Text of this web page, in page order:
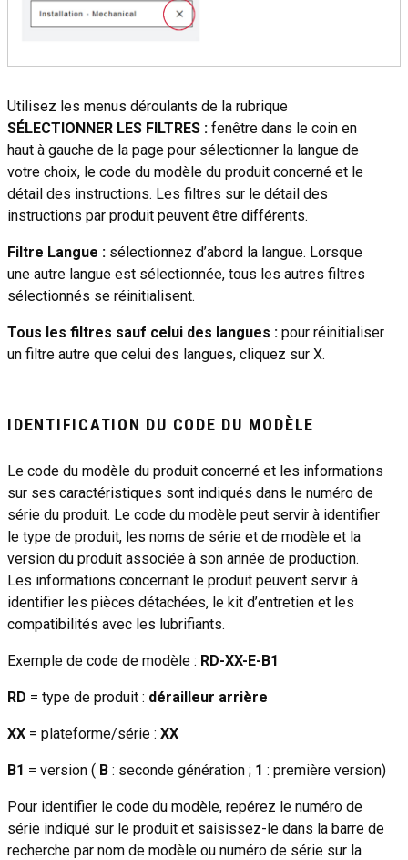
Utilisez les menus déroulants de la rubrique
SÉLECTIONNER LES FILTRES : fenêtre dans le coin en
haut à gauche de la page pour sélectionner la langue de
votre choix, le code du modèle du produit concerné et le
détail des instructions. Les filtres sur le détail des
instructions par produit peuvent être différents.
Filtre Langue : sélectionnez d’abord la langue. Lorsque
une autre langue est sélectionnée, tous les autres filtres
sélectionnés se réinitialisent.
Tous les filtres sauf celui des langues : pour réinitialiser
un filtre autre que celui des langues, cliquez sur X.
IDENTIFICATION DU CODE DU MODÈLE
Le code du modèle du produit concerné et les informations
sur ses caractéristiques sont indiqués dans le numéro de
série du produit. Le code du modèle peut servir à identifier
le type de produit, les noms de série et de modèle et la
version du produit associée à son année de production.
Les informations concernant le produit peuvent servir à
identifier les pièces détachées, le kit d’entretien et les
compatibilités avec les lubrifiants.
Exemple de code de modèle : RD-XX-E-B1
RD = type de produit : dérailleur arrière
XX = plateforme/série : XX
B1 = version ( B : seconde génération ; 1 : première version)
Pour identifier le code du modèle, repérez le numéro de
série indiqué sur le produit et saisissez-le dans la barre de
recherche par nom de modèle ou numéro de série sur la